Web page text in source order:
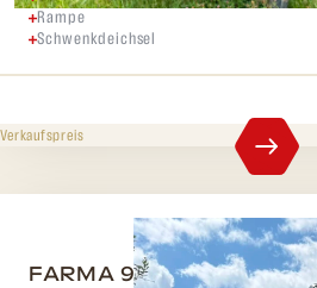
Rampe
Schwenkdeichsel
Verkaufspreis
FARMA 9t, 2025